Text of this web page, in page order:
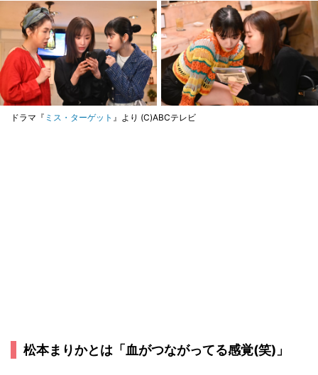
ドラマ『 ミス・ターゲット 』より (C)ABCテレビ
松本まりかとは「血がつながってる感覚(笑)」